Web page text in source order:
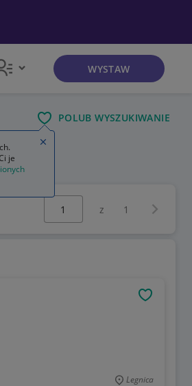
WYSTAW
POLUB WYSZUKIWANIE
Wybierz stronę:
z 1
Legnica
je
Zamknij wskazówkę